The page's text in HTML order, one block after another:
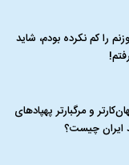
را کم نکرده بودم، شاید
و مرگبارتر پهپادهای
ایران چیست؟